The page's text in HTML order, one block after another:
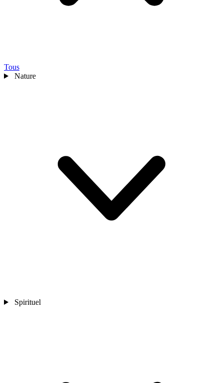
Tous
Nature
Spirituel